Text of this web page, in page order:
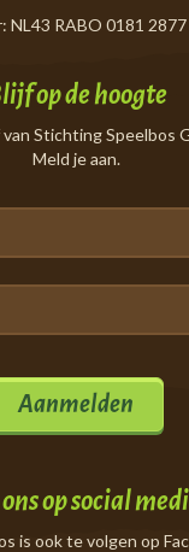
NL43 RABO 0181 2877
op de hoogte
Stichting Speelbos
Meld je aan.
Aanmelden
op social
is ook te volgen op